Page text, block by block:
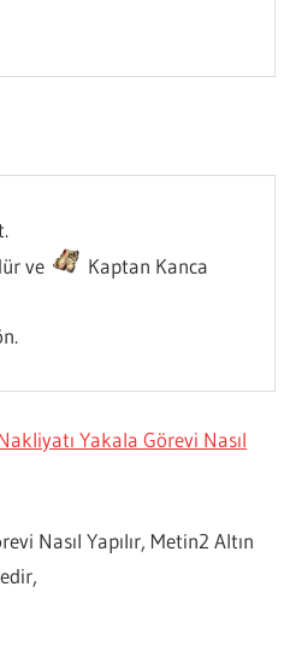
ve
Kaptan Kanca
Yakala Görevi Nasıl
Nasıl Yapılır, Metin2 Altın